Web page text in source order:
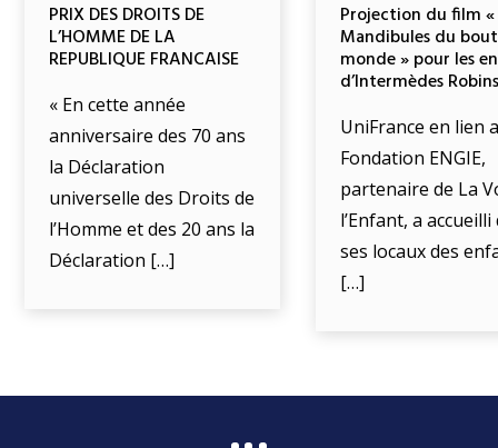
PRIX DES DROITS DE
L’HOMME DE LA
REPUBLIQUE FRANCAISE
« En cette année
anniversaire des 70 ans
la Déclaration
universelle des Droits de
l’Homme et des 20 ans la
Déclaration […]
Projection du film «
Mandibules du
monde » pour les
d’Intermèdes
UniFrance en lien
Fondation ENGIE,
partenaire de La
l’Enfant, a accueilli
ses locaux des
[…]